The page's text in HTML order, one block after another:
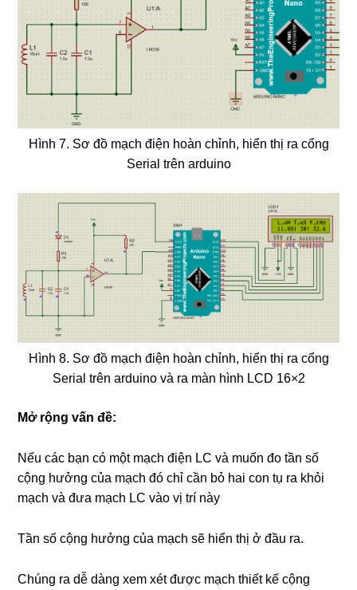
Hình 7. Sơ đồ mạch điện hoàn chỉnh, hiển thị ra cổng
Serial trên arduino
Hình 8. Sơ đồ mạch điện hoàn chỉnh, hiển thị ra cổng
Serial trên arduino và ra màn hình LCD 16×2
Mở rộng vấn đề:
Nếu các bạn có một mạch điện LC và muốn đo tần số
cộng hưởng của mạch đó chỉ cần bỏ hai con tụ ra khỏi
mạch và đưa mạch LC vào vị trí này
Tần số cộng hưởng của mạch sẽ hiển thị ở đầu ra.
Chúng ra dễ dàng xem xét được mạch thiết kế cộng